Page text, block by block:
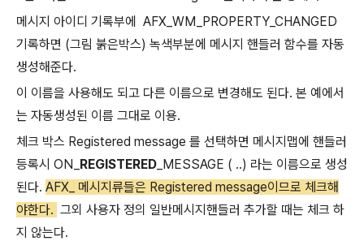
메시지 아이디 기록부에 AFX_WM_PROPERTY_CHANGED
기록하면 (그림 붉은박스) 녹색부분에 메시지 핸들러 함수를 자동
생성해준다.
이 이름을 사용해도 되고 다른 이름으로 변경해도 된다. 본 예에서
는 자동생성된 이름 그대로 이용.
체크 박스 Registered message 를 선택하면 메시지맵에 핸들러
등록시 ON_ REGISTERED _MESSAGE ( ..) 라는 이름으로 생성
된다. AFX_ 메시지류들은 Registered message이므로 체크해
야한다. 그외 사용자 정의 일반메시지핸들러 추가할 때는 체크 하
지 않는다.